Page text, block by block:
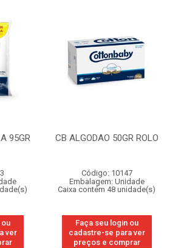
95GR
ver
CB ALGODAO 50GR ROLO
Código: 10147
Embalagem: Unidade
Caixa contém 48 unidade(s)
Faça seu login ou
cadastre-se para ver
preços e comprar